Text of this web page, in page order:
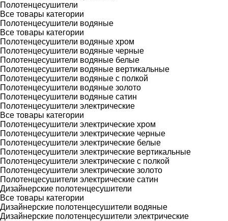
Полотенцесушители
Все товары категории
Полотенцесушители водяные
Все товары категории
Полотенцесушители водяные хром
Полотенцесушители водяные черные
Полотенцесушители водяные белые
Полотенцесушители водяные вертикальные
Полотенцесушители водяные с полкой
Полотенцесушители водяные золото
Полотенцесушители водяные сатин
Полотенцесушители электрические
Все товары категории
Полотенцесушители электрические хром
Полотенцесушители электрические черные
Полотенцесушители электрические белые
Полотенцесушители электрические вертикальные
Полотенцесушители электрические с полкой
Полотенцесушители электрические золото
Полотенцесушители электрические сатин
Дизайнерские полотенцесушители
Все товары категории
Дизайнерские полотенцесушители водяные
Дизайнерские полотенцесушители электрические